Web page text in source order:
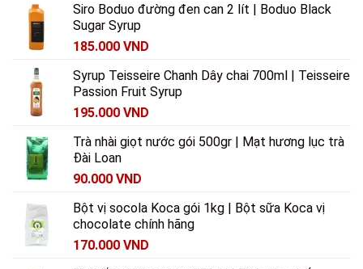
Siro Boduo đường đen can 2 lít | Boduo Black
Sugar Syrup
185.000 VND
Syrup Teisseire Chanh Dây chai 700ml | Teisseire
Passion Fruit Syrup
195.000 VND
Trà nhài giọt nước gói 500gr | Mạt hương lục trà
Đài Loan
90.000 VND
Bột vị socola Koca gói 1kg | Bột sữa Koca vị
chocolate chính hãng
170.000 VND